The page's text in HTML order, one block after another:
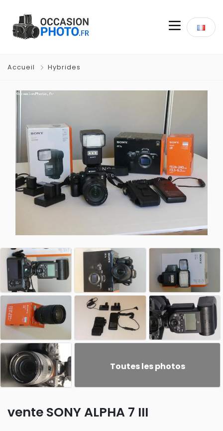
Accueil Hybrides
Toutes les photos
vente SONY ALPHA 7 III